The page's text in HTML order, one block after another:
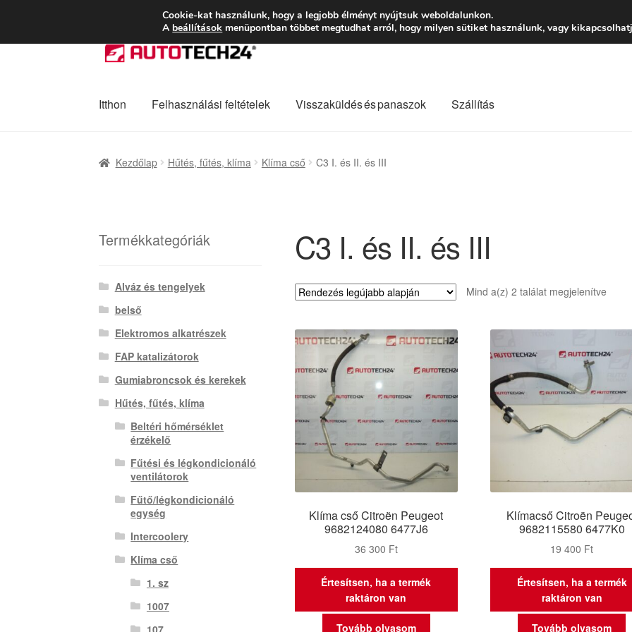
SZÁLLÍTÁS 2618 Ft-tól
Ugrás
a
Kilépés
a
Itthon
Felhasználási feltételek Visszaküldés és panaszok Szállítás
Kezdőlap Hűtés, fűtés, klíma Klíma cső C3 I. és II. és III
C3 I. és II. és III
Mind a(z) 2 találat megjelenítve
Klíma cső Citroën Peugeot
9682124080 6477J6
36 300 Ft
Értesítsen, ha a termék
raktáron van
Tovább olvasom
Klímacső Citroën
9682115580 6477K0
19 400 Ft
Értesítsen, ha a termék
raktáron van
Tovább olvasom
Termékkategóriák
Alváz és tengelyek
belső
Elektromos alkatrészek
FAP katalizátorok
Gumiabroncsok és kerekek
Hűtés, fűtés, klíma
Beltéri hőmérséklet
érzékelő
Fűtési és légkondicionáló
ventilátorok
Fűtő/légkondicionáló
egység
Intercoolery
Klíma cső
1. sz
1007
107
Cookie-kat használunk, hogy a legjobb élményt nyújtsuk weboldalunkon.
A beállítások menüpontban többet megtudhat arról, hogy milyen sütiket használunk, vagy